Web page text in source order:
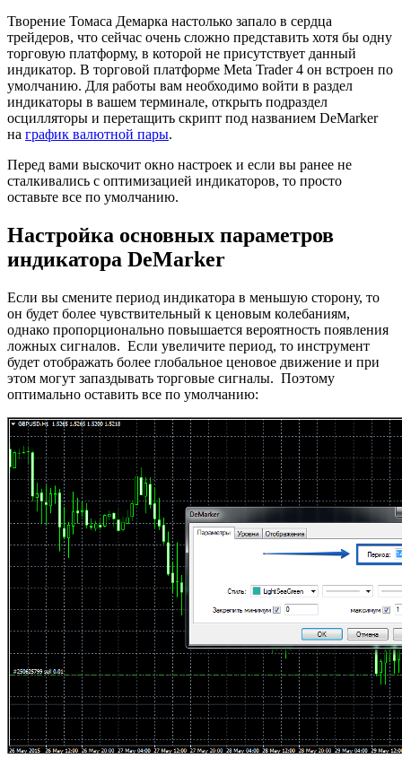
Творение Томаса Демарка настолько запало в сердца
трейдеров, что сейчас очень сложно представить хотя бы одну
торговую платформу, в которой не присутствует данный
индикатор. В торговой платформе Meta Trader 4 он встроен по
умолчанию. Для работы вам необходимо войти в раздел
индикаторы в вашем терминале, открыть подраздел
осцилляторы и перетащить скрипт под названием DeMarker
на график валютной пары.
Перед вами выскочит окно настроек и если вы ранее не
сталкивались с оптимизацией индикаторов, то просто
оставьте все по умолчанию.
Настройка основных параметров
индикатора DeMarker
Если вы смените период индикатора в меньшую сторону, то
он будет более чувствительный к ценовым колебаниям,
однако пропорционально повышается вероятность появления
ложных сигналов. Если увеличите период, то инструмент
будет отображать более глобальное ценовое движение и при
этом могут запаздывать торговые сигналы. Поэтому
оптимально оставить все по умолчанию: